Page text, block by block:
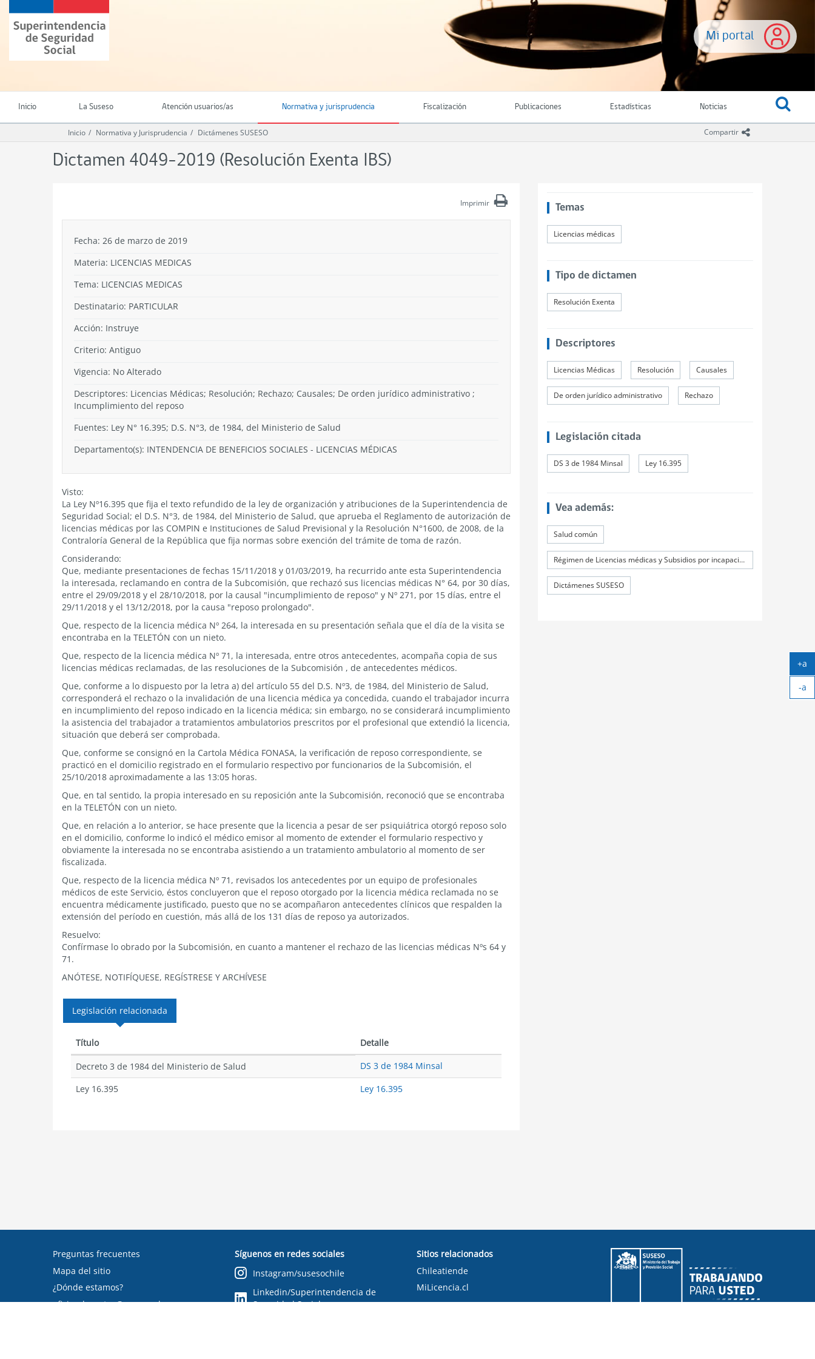
contenido
principal
Mi portal
Superintendencia
de
Seguridad
(SUSESO)
Chile
Inicio La Suseso Atención usuarios/as Normativa y jurisprudencia Fiscalización Publicaciones Estadísticas Noticias
Compartir icono compartir
Inicio Normativa y Jurisprudencia Dictámenes SUSESO
Dictamen 4049-2019 (Resolución Exenta IBS)
Imprimir
Fecha: 26 de marzo de 2019
Materia: LICENCIAS MEDICAS
Tema: LICENCIAS MEDICAS
Destinatario: PARTICULAR
Acción: Instruye
Criterio: Antiguo
Vigencia: No Alterado
Descriptores: Licencias Médicas; Resolución; Rechazo; Causales; De orden jurídico administrativo ;
Incumplimiento del reposo
Fuentes: Ley N° 16.395; D.S. N°3, de 1984, del Ministerio de Salud
Departamento(s): INTENDENCIA DE BENEFICIOS SOCIALES - LICENCIAS MÉDICAS
Visto:
La Ley Nº16.395 que fija el texto refundido de la ley de organización y atribuciones de la Superintendencia de
Seguridad Social; el D.S. N°3, de 1984, del Ministerio de Salud, que aprueba el Reglamento de autorización de
licencias médicas por las COMPIN e Instituciones de Salud Previsional y la Resolución N°1600, de 2008, de la
Contraloría General de la República que fija normas sobre exención del trámite de toma de razón.
Considerando:
Que, mediante presentaciones de fechas 15/11/2018 y 01/03/2019, ha recurrido ante esta Superintendencia
la interesada, reclamando en contra de la Subcomisión, que rechazó sus licencias médicas N° 64, por 30 días,
entre el 29/09/2018 y el 28/10/2018, por la causal "incumplimiento de reposo" y Nº 271, por 15 días, entre el
29/11/2018 y el 13/12/2018, por la causa "reposo prolongado".
Que, respecto de la licencia médica Nº 264, la interesada en su presentación señala que el día de la visita se
encontraba en la TELETÓN con un nieto.
Que, respecto de la licencia médica Nº 71, la interesada, entre otros antecedentes, acompaña copia de sus
licencias médicas reclamadas, de las resoluciones de la Subcomisión , de antecedentes médicos.
Que, conforme a lo dispuesto por la letra a) del artículo 55 del D.S. Nº3, de 1984, del Ministerio de Salud,
corresponderá el rechazo o la invalidación de una licencia médica ya concedida, cuando el trabajador incurra
en incumplimiento del reposo indicado en la licencia médica; sin embargo, no se considerará incumplimiento
la asistencia del trabajador a tratamientos ambulatorios prescritos por el profesional que extendió la licencia,
situación que deberá ser comprobada.
Que, conforme se consignó en la Cartola Médica FONASA, la verificación de reposo correspondiente, se
practicó en el domicilio registrado en el formulario respectivo por funcionarios de la Subcomisión, el
25/10/2018 aproximadamente a las 13:05 horas.
Que, en tal sentido, la propia interesado en su reposición ante la Subcomisión, reconoció que se encontraba
en la TELETÓN con un nieto.
Que, en relación a lo anterior, se hace presente que la licencia a pesar de ser psiquiátrica otorgó reposo solo
en el domicilio, conforme lo indicó el médico emisor al momento de extender el formulario respectivo y
obviamente la interesada no se encontraba asistiendo a un tratamiento ambulatorio al momento de ser
fiscalizada.
Que, respecto de la licencia médica Nº 71, revisados los antecedentes por un equipo de profesionales
médicos de este Servicio, éstos concluyeron que el reposo otorgado por la licencia médica reclamada no se
encuentra médicamente justificado, puesto que no se acompañaron antecedentes clínicos que respalden la
extensión del período en cuestión, más allá de los 131 días de reposo ya autorizados.
Resuelvo:
Confírmase lo obrado por la Subcomisión, en cuanto a mantener el rechazo de las licencias médicas Nºs 64 y
71.
ANÓTESE, NOTIFÍQUESE, REGÍSTRESE Y ARCHÍVESE
Legislación relacionada
Título Detalle
Decreto 3 de 1984 del Ministerio de Salud
DS 3 de 1984 Minsal
Ley 16.395
Ley 16.395
Temas
Licencias médicas
Tipo de dictamen
Resolución Exenta
Descriptores
Licencias Médicas Resolución Causales
De orden jurídico administrativo Rechazo
Legislación citada
DS 3 de 1984 Minsal Ley 16.395
Vea además:
Salud común
Régimen de Licencias médicas y Subsidios por incapacidad laboral (SIL)
Dictámenes SUSESO
Preguntas frecuentes
Mapa del sitio
¿Dónde estamos?
oficinadepartes@suseso.cl
Síguenos en redes sociales
Instagram/susesochile
Linkedin/Superintendencia de
Seguridad Social
Sitios relacionados
Chileatiende
MiLicencia.cl
+a
-a